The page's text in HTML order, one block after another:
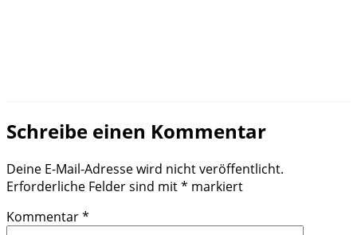
Schreibe einen Kommentar
Deine E-Mail-Adresse wird nicht veröffentlicht.
Erforderliche Felder sind mit* markiert
Kommentar*